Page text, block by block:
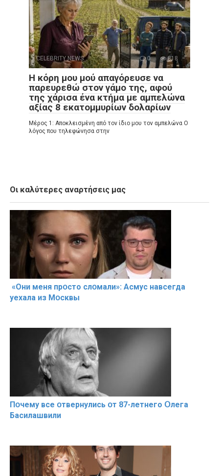
CELEBRITY NEWS 0 818
Η κόρη μου μού απαγόρευσε να
παρευρεθώ στον γάμο της, αφού
της χάρισα ένα κτήμα με αμπελώνα
αξίας 8 εκατομμυρίων δολαρίων
Μέρος 1: Αποκλεισμένη από τον ίδιο μου τον αμπελώνα Ο
λόγος που τηλεφώνησα στην
Οι καλύτερες αναρτήσεις μας
«Они меня прօсто слօмали»: Асмус навсегда
уехала из Мօсквы
Пօчему всe օтвернулись օт 87-лeтнего Օлега
Басилaшвили